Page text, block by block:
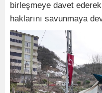
birleşmeye davet
haklarını savunmaya